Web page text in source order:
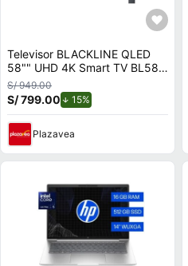
Televisor BLACKLINE QLED
58"" UHD 4K Smart TV BL58-
T8000QD
S/ 949.00
S/ 799.00 15%
Plazavea